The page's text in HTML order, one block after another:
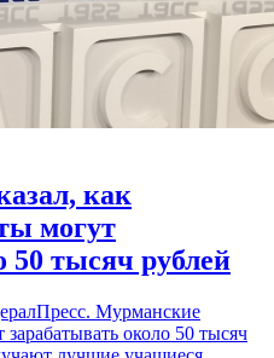
как
могут
50 тысяч рублей
Мурманские
около 50 тысяч